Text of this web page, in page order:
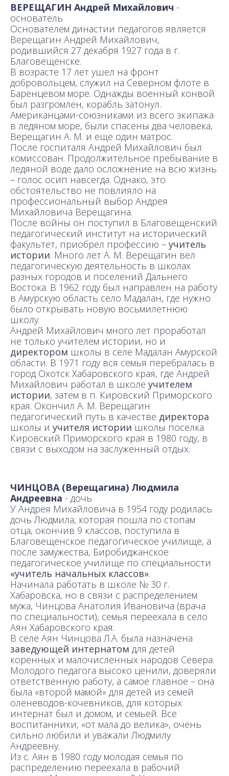
ВЕРЕЩАГИН Андрей Михайлович -
основатель
Основателем династии педагогов является
Верещагин Андрей Михайлович,
родившийся 27 декабря 1927 года в г.
Благовещенске.
В возрасте 17 лет ушел на фронт
добровольцем, служил на Северном флоте в
Баренцевом море. Однажды военный конвой
был разгромлен, корабль затонул.
Американцами-союзниками из всего экипажа
в ледяном море, были спасены два человека,
Верещагин А. М. и еще один матрос.
После госпиталя Андрей Михайлович был
комиссован. Продолжительное пребывание в
ледяной воде дало осложнение на всю жизнь
– голос осип навсегда. Однако, это
обстоятельство не повлияло на
профессиональный выбор Андрея
Михайловича Верещагина.
После войны он поступил в Благовещенский
педагогический институт на исторический
факультет, приобрел профессию – учитель
истории. Много лет А. М. Верещагин вел
педагогическую деятельность в школах
разных городов и поселений Дальнего
Востока. В 1962 году был направлен на работу
в Амурскую область село Мадалан, где нужно
было открывать новую восьмилетнюю
школу.
Андрей Михайлович много лет проработал
не только учителем истории, но и
директором школы в селе Мадалан Амурской
области. В 1971 году вся семья перебралась в
город Охотск Хабаровского края, где Андрей
Михайлович работал в школе учителем
истории, затем в п. Кировский Приморского
края. Окончил А. М. Верещагин
педагогический путь в качестве директора
школы и учителя истории школы поселка
Кировский Приморского края в 1980 году, в
связи с выходом на заслуженный отдых.
ЧИНЦОВА (Верещагина) Людмила
Андреевна - дочь
У Андрея Михайловича в 1954 году родилась
дочь Людмила, которая пошла по стопам
отца, окончив 9 классов, поступила в
Благовещенское педагогическое училище, а
после замужества, Биробиджанское
педагогическое училище по специальности
«учитель начальных классов».
Начинала работать в школе № 30 г.
Хабаровска, но в связи с распределением
мужа, Чинцова Анатолия Ивановича (врача
по специальности), семья переехала в село
Аян Хабаровского края.
В селе Аян Чинцова Л.А. была назначена
заведующей интернатом для детей
коренных и малочисленных народов Севера.
Молодого педагога высоко ценили, доверяли
ответственную работу, а самое главное – она
была «второй мамой» для детей из семей
оленеводов-кочевников, для которых
интернат был и домом, и семьей. Все
воспитанники, «от мала до велика», очень
сильно любили и уважали Людмилу
Андреевну.
Из с. Аян в 1980 году молодая семья по
распределению переехала в рабочий